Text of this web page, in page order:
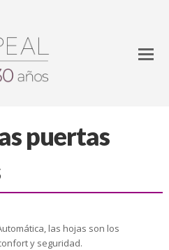
puertas
las hojas son los
y seguridad.